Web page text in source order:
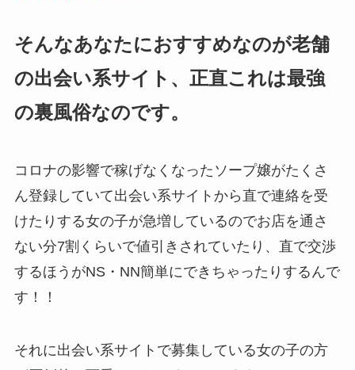
そんなあなたにおすすめなのが老舗
の出会い系サイト、正直これは最強
の裏風俗なのです。
コロナの影響で稼げなくなったソープ嬢がたくさ
ん登録していて出会い系サイトから直で連絡を受
けたりする女の子が急増しているのでお店を通さ
ない分7割くらいで値引きされていたり、直で交渉
するほうがNS・NN簡単にできちゃったりするんで
す！！
それに出会い系サイトで募集している女の子の方